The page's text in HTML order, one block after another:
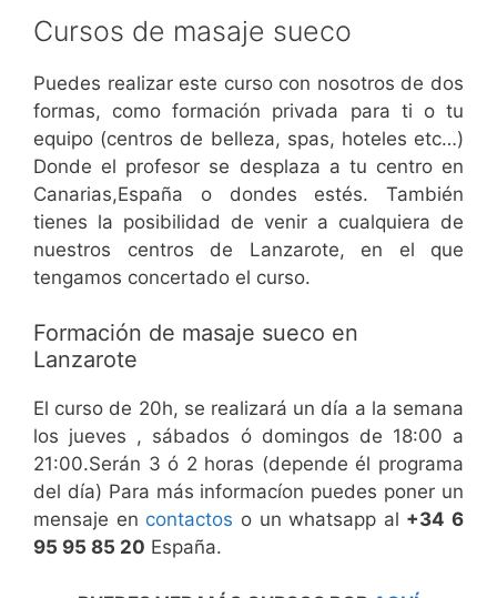
Cursos de masaje sueco
Puedes realizar este curso con nosotros de dos
formas, como formación privada para ti o tu
equipo (centros de belleza, spas, hoteles etc…)
Donde el profesor se desplaza a tu centro en
Canarias,España o dondes estés. También
tienes la posibilidad de venir a cualquiera de
nuestros centros de Lanzarote, en el que
tengamos concertado el curso.
Formación de masaje sueco en
Lanzarote
El curso de 20h, se realizará un día a la semana
los jueves , sábados ó domingos de 18:00 a
21:00.Serán 3 ó 2 horas (depende él programa
del día) Para más informacíon puedes poner un
mensaje en contactos o un whatsapp al +34 6
95 95 85 20 España.